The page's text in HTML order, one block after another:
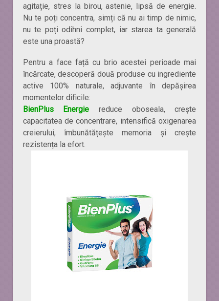
agitație, stres la birou, astenie, lipsă de energie.
Nu te poți concentra, simți că nu ai timp de nimic,
nu te poți odihni complet, iar starea ta generală
este una proastă?
Pentru a face față cu brio acestei perioade mai
încărcate, descoperă două produse cu ingrediente
active 100% naturale, adjuvante în depășirea
momentelor dificile:
BienPlus Energie reduce oboseala, crește
capacitatea de concentrare, intensifică oxigenarea
creierului, îmbunătățește memoria și crește
rezistența la efort.